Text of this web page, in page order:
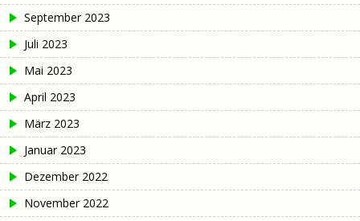
September 2023
Juli 2023
Mai 2023
April 2023
März 2023
Januar 2023
Dezember 2022
November 2022